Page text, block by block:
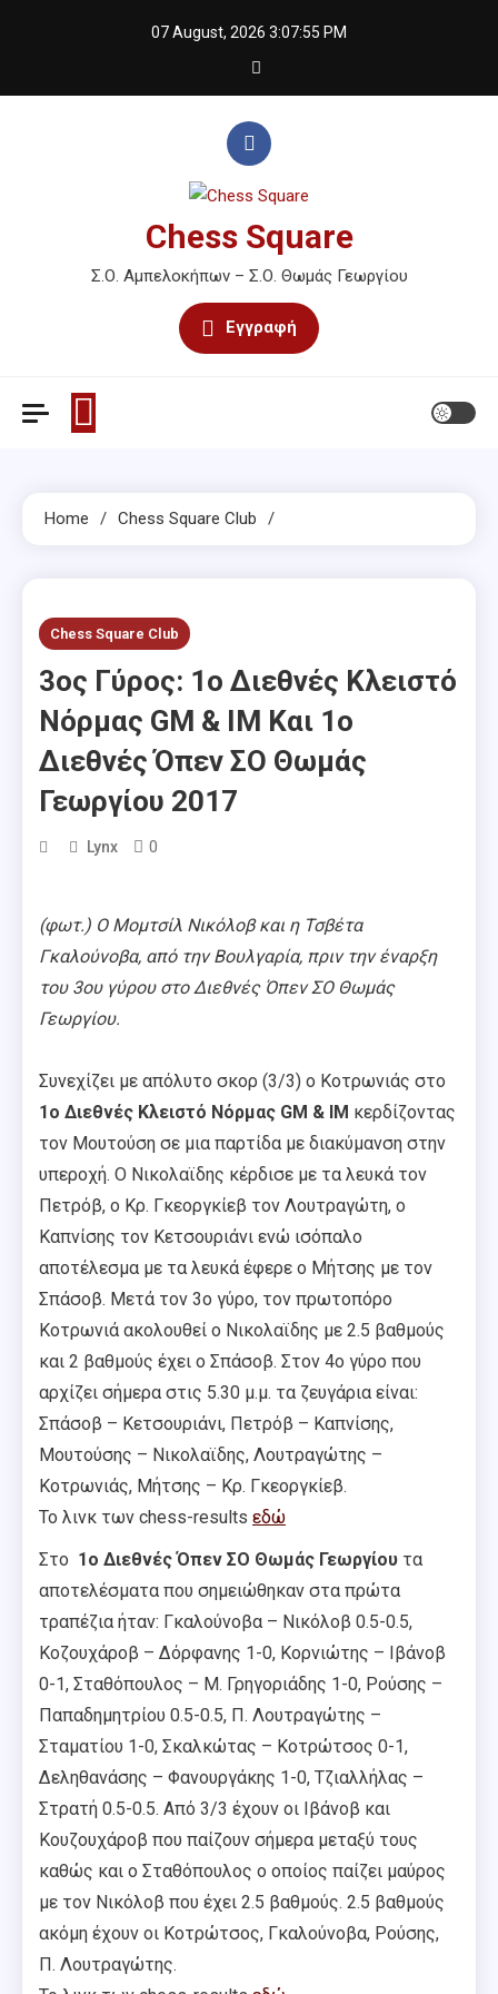
07 August, 2026 3:07:56 PM
Chess Square
Σ.Ο. Αμπελοκήπων – Σ.Ο. Θωμάς Γεωργίου
Εγγραφή
Home Chess Square Club
Chess Square Club
3ος Γύρος: 1ο Διεθνές Κλειστό
Νόρμας GM & IM Και 1ο
Διεθνές Όπεν ΣΟ Θωμάς
Γεωργίου 2017
Lynx 0
(φωτ.) Ο Μομτσίλ Νικόλοβ και η Τσβέτα
Γκαλούνοβα, από την Βουλγαρία, πριν την έναρξη
του 3ου γύρου στο Διεθνές Όπεν ΣΟ Θωμάς
Γεωργίου.
Συνεχίζει με απόλυτο σκορ (3/3) ο Κοτρωνιάς στο
1ο Διεθνές Κλειστό Νόρμας GM & IM κερδίζοντας
τον Μουτούση σε μια παρτίδα με διακύμανση στην
υπεροχή. Ο Νικολαϊδης κέρδισε με τα λευκά τον
Πετρόβ, ο Κρ. Γκεοργκίεβ τον Λουτραγώτη, ο
Καπνίσης τον Κετσουριάνι ενώ ισόπαλο
αποτέλεσμα με τα λευκά έφερε ο Μήτσης με τον
Σπάσοβ. Μετά τον 3ο γύρο, τον πρωτοπόρο
Κοτρωνιά ακολουθεί ο Νικολαϊδης με 2.5 βαθμούς
και 2 βαθμούς έχει ο Σπάσοβ. Στον 4ο γύρο που
αρχίζει σήμερα στις 5.30 μ.μ. τα ζευγάρια είναι:
Σπάσοβ – Κετσουριάνι, Πετρόβ – Καπνίσης,
Μουτούσης – Νικολαϊδης, Λουτραγώτης –
Κοτρωνιάς, Μήτσης – Κρ. Γκεοργκίεβ.
Το λινκ των chess-results εδώ
Στο 1ο Διεθνές Όπεν ΣΟ Θωμάς Γεωργίου τα
αποτελέσματα που σημειώθηκαν στα πρώτα
τραπέζια ήταν: Γκαλούνοβα – Νικόλοβ 0.5-0.5,
Κοζουχάροβ – Δόρφανης 1-0, Κορνιώτης – Ιβάνοβ
0-1, Σταθόπουλος – Μ. Γρηγοριάδης 1-0, Ρούσης –
Παπαδημητρίου 0.5-0.5, Π. Λουτραγώτης –
Σταματίου 1-0, Σκαλκώτας – Κοτρώτσος 0-1,
Δεληθανάσης – Φανουργάκης 1-0, Τζιαλλήλας –
Στρατή 0.5-0.5. Από 3/3 έχουν οι Ιβάνοβ και
Κουζουχάροβ που παίζουν σήμερα μεταξύ τους
καθώς και ο Σταθόπουλος ο οποίος παίζει μαύρος
με τον Νικόλοβ που έχει 2.5 βαθμούς. 2.5 βαθμούς
ακόμη έχουν οι Κοτρώτσος, Γκαλούνοβα, Ρούσης,
Π. Λουτραγώτης.